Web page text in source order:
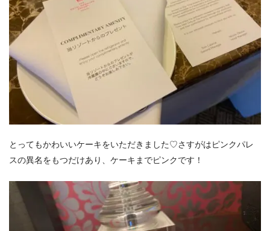
とってもかわいいケーキをいただきました♡さすがはピンクパレ
スの異名をもつだけあり、ケーキまでピンクです！